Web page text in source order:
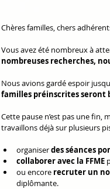
Chères familles, chers
Vous avez été nombreux à
nombreuses recherches,
Nous avions gardé espoir
familles préinscrites seront
Cette pause n’est pas une fin,
travaillons déjà sur plusieurs
organiser des séances
collaborer avec la FFME
ou encore recruter un
diplômante.